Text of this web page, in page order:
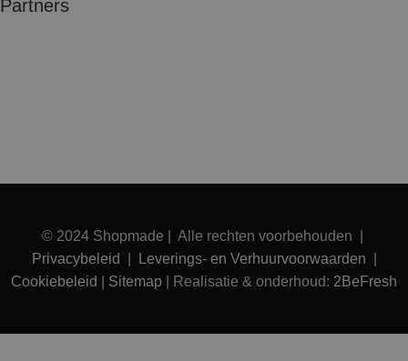
Partners
© 2024 Shopmade | Alle rechten voorbehouden |
Privacybeleid
Leverings- en Verhuurvoorwaarden
Cookiebeleid
Sitemap | Realisatie & onderhoud: 2BeFresh